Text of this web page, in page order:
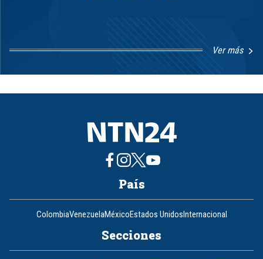
Ver más
8
País
ColombiaVenezuelaMéxicoEstados UnidosInternacional
Secciones